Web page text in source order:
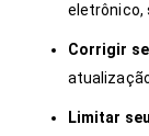
eletrônico,
Corrigir
Limitar